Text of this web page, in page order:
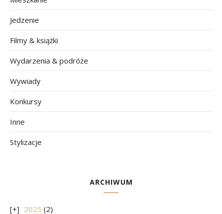
Jedzenie
Filmy & książki
Wydarzenia & podróże
Wywiady
Konkursy
Inne
Stylizacje
ARCHIWUM
2025 (2)